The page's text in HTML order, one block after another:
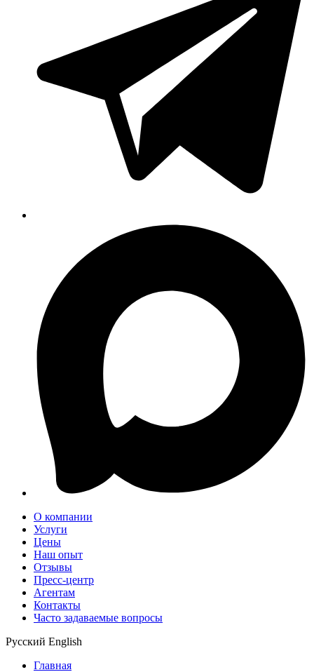
О компании
Услуги
Цены
Наш опыт
Отзывы
Пресс-центр
Агентам
Контакты
Часто задаваемые вопросы
Русский English
Главная